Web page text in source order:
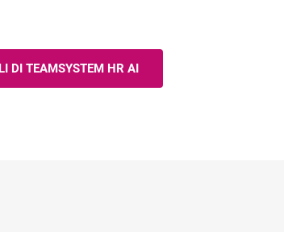
DI TEAMSYSTEM HR AI